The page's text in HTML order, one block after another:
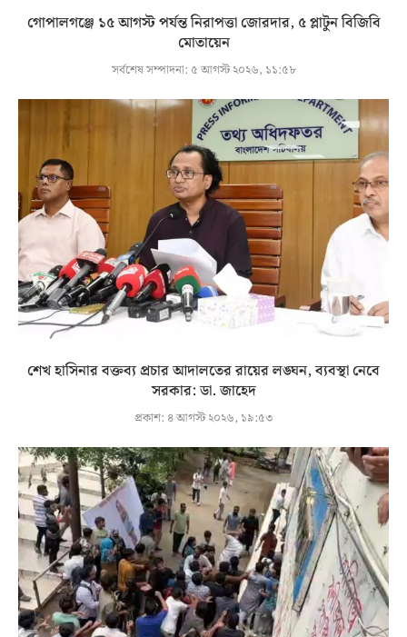
গোপালগঞ্জে ১৫ আগস্ট পর্যন্ত নিরাপত্তা জোরদার, ৫ প্লাটুন বিজিবি
মোতায়েন
সর্বশেষ সম্পাদনা: ৫ আগস্ট ২০২৬, ১১:৫৮
শেখ হাসিনার বক্তব্য প্রচার আদালতের রায়ের লঙ্ঘন, ব্যবস্থা নেবে
সরকার: ডা. জাহেদ
প্রকাশ: ৪ আগস্ট ২০২৬, ১৯:৫৩